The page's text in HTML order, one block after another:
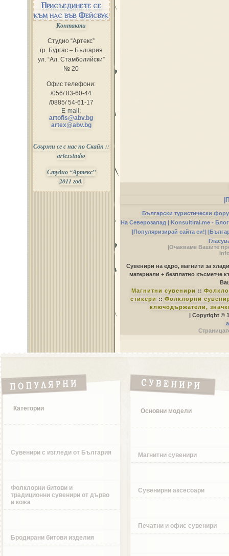
Присъединете се
към нас във Фейсбук
Контакти
Студио “Артекс”
гр. Бургас – България
ул. “Ал. Стамболийски”
№ 20
Офис телефони:
/056/ 83-60-44
/0885/ 54-61-17
E-mail:
artofis@abv.bg
artex@abv.bg
Свържи се с нас по Скайп ::
artexstudio
Студио “Артекс”
2011 год.
Български туристически
На Северозапад | Konsultirai.me -
|Популяризирай сайта си!|
|Очакваме Вашите
Сувенири на едро, магнити за
материали + безплатно късметче
Магнитни сувенири ::
стикери :: Фолклорни
ключодържатели,
| Copyright ©
Категории
Сувенири с изгледи от България
Фолклорни битови и
традиционни сувенири от дърво
и кожа
Бродирани битови изделия
Основни модели
Магнитни сувенири
Сувенирни аксесоари
Печатни и офис сувенири